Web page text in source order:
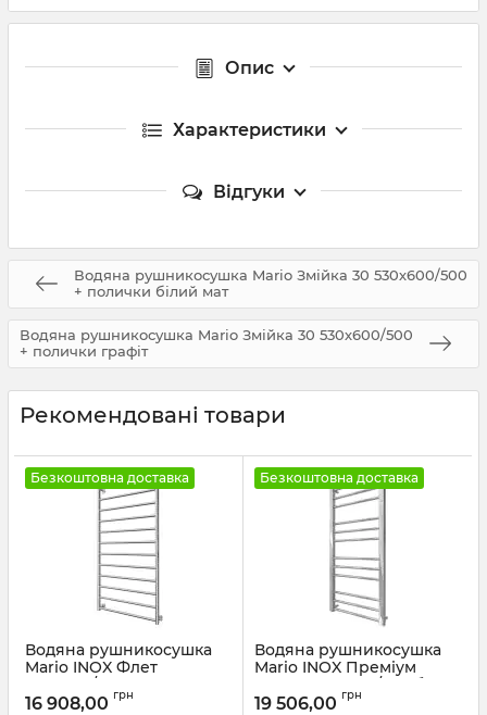
Опис
Характеристики
Відгуки
Водяна рушникосушка Mario Змійка 30 530х600/500
+ полички білий мат
Водяна рушникосушка Mario Змійка 30 530х600/500
+ полички графіт
Рекомендовані товари
Безкоштовна доставка
Водяна рушникосушка
Mario INOX Флет
1170х630/600 золото
Артикул:1.8.044724.P-G
16 908,00 грн
Безкоштовна доставка
Водяна рушникосушка
Mario INOX Преміум
Класік 1170х540/500 білий
глянець
19 506,00 грн